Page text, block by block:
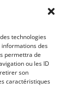
technologies
informations des
permettra de
ou les ID
son
caractéristiques
phase de
urbain
globale
visant à